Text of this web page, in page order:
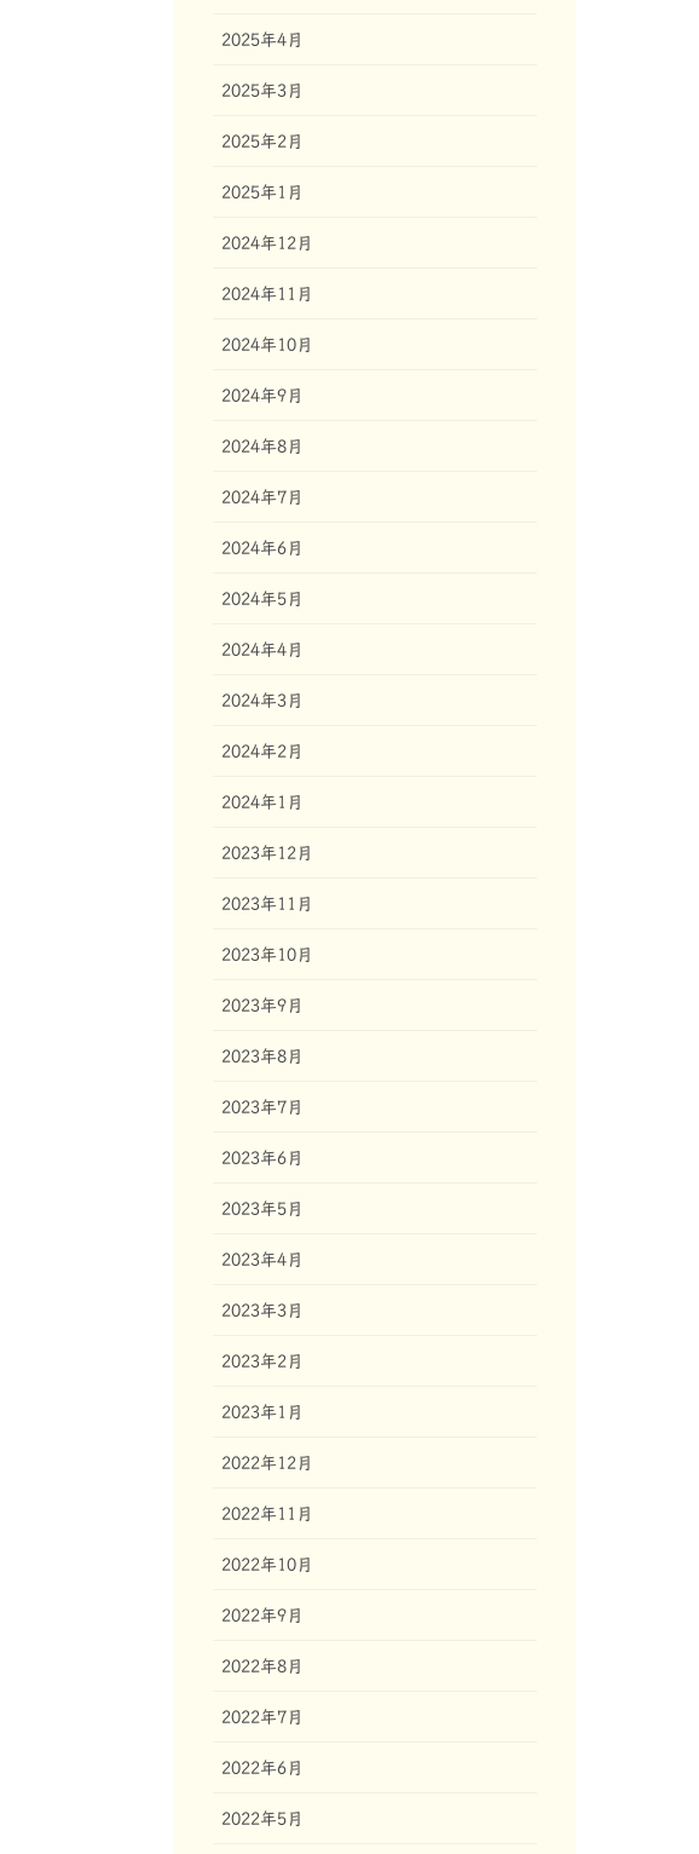
2025年4月
2025年3月
2025年2月
2025年1月
2024年12月
2024年11月
2024年10月
2024年9月
2024年8月
2024年7月
2024年6月
2024年5月
2024年4月
2024年3月
2024年2月
2024年1月
2023年12月
2023年11月
2023年10月
2023年9月
2023年8月
2023年7月
2023年6月
2023年5月
2023年4月
2023年3月
2023年2月
2023年1月
2022年12月
2022年11月
2022年10月
2022年9月
2022年8月
2022年7月
2022年6月
2022年5月